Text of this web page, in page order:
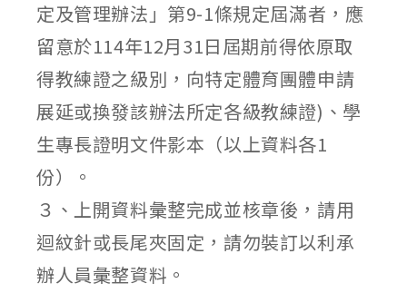
定及管理辦法」第9-1條規定屆滿者，應
留意於114年12月31日屆期前得依原取
得教練證之級別，向特定體育團體申請
展延或換發該辦法所定各級教練證)、學
生專長證明文件影本（以上資料各1
份）。
３、上開資料彙整完成並核章後，請用
迴紋針或長尾夾固定，請勿裝訂以利承
辦人員彙整資料。